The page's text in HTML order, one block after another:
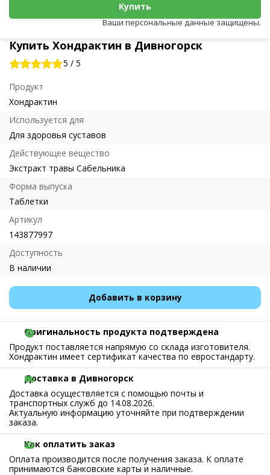
Купить Хондрактин в Дивногорск
5 / 5
Продукт
Хондрактин
Используется для
Для здоровья суставов
Действующее вещество
Экстракт травы Сабельника
Форма выпуска
Таблетки
Артикул
143877997
Доступность
В наличии
Добавить в корзину
Купить
Ваши персональные данные защищены.
Оригинальность продукта подтверждена
Продукт поставляется напрямую со склада изготовителя.
Хондрактин имеет сертификат качества по евростандарту.
Доставка в Дивногорск
Доставка осуществляется с помощью почты и
транспортных служб до 14.08.2026.
Актуальную информацию уточняйте при подтверждении
заказа.
Как оплатить заказ
Оплата производится после получения заказа. К оплате
принимаются банковские карты и наличные.